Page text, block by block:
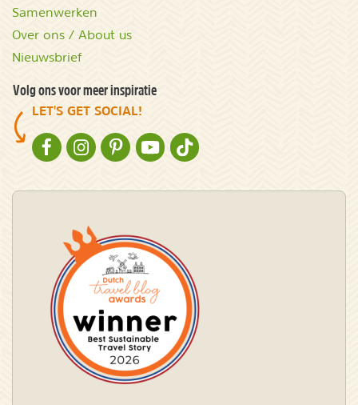
Samenwerken
Over ons / About us
Nieuwsbrief
Volg ons voor meer inspiratie
LET'S GET SOCIAL!
NATURESCANNER OP FACEBOOK
NATURESCANNER OP INSTAGRAM
NATURESCANNER OP PINTEREST
NATURESCANNER OP YOUTUBE
NATURESCANNER OP TIKTOK